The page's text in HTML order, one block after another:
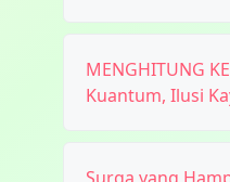
MENGHITUNG
Kuantum, Ilusi